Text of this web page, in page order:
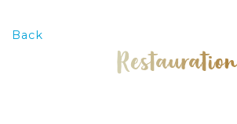
Back
Restauration